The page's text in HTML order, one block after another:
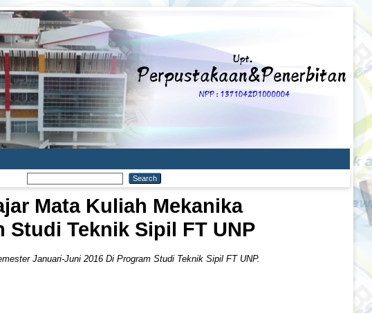
Mata Kuliah Mekanika
Studi Teknik Sipil FT UNP
Januari-Juni 2016 Di Program Studi Teknik Sipil FT UNP.